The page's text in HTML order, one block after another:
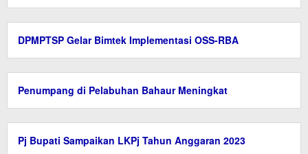
DPMPTSP Gelar Bimtek Implementasi OSS-RBA
Penumpang di Pelabuhan Bahaur Meningkat
Pj Bupati Sampaikan LKPj Tahun Anggaran 2023